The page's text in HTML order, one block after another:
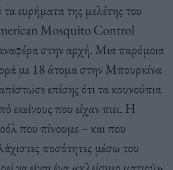
τα ευρήματα της μελέτης του
Mosquito Control
στην αρχή. Μια παρόμοια
με 18 άτομα στην Μπουρκίνα
επίσης ότι τα κουνούπια
εκείνους που είχαν πιει. Η
που πίνουμε – και που
ποσότητες μέσω του